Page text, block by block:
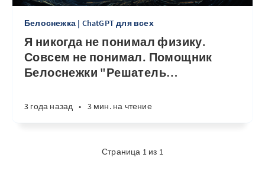
Белоснежка | ChatGPT для всех
Я никогда не понимал физику.
Совсем не понимал. Помощник
Белоснежки "Решатель…
3 года назад • 3 мин. на чтение
Страница 1 из 1